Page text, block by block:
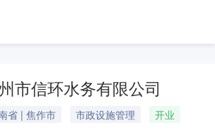
市信环水务有限公司
省 | 焦作市 市政设施管理
开业